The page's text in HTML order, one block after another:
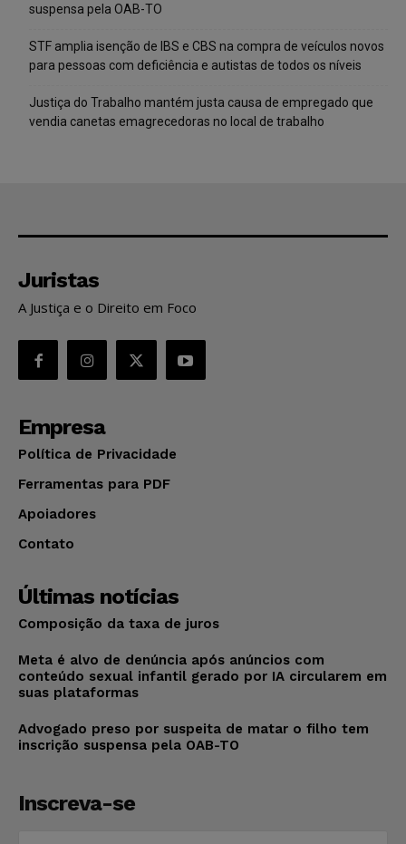
suspensa pela OAB-TO
STF amplia isenção de IBS e CBS na compra de veículos novos
para pessoas com deficiência e autistas de todos os níveis
Justiça do Trabalho mantém justa causa de empregado que
vendia canetas emagrecedoras no local de trabalho
Juristas
A Justiça e o Direito em Foco
Empresa
Política de Privacidade
Ferramentas para PDF
Apoiadores
Contato
Últimas notícias
Composição da taxa de juros
Meta é alvo de denúncia após anúncios com
conteúdo sexual infantil gerado por IA circularem em
suas plataformas
Advogado preso por suspeita de matar o filho tem
inscrição suspensa pela OAB-TO
Inscreva-se